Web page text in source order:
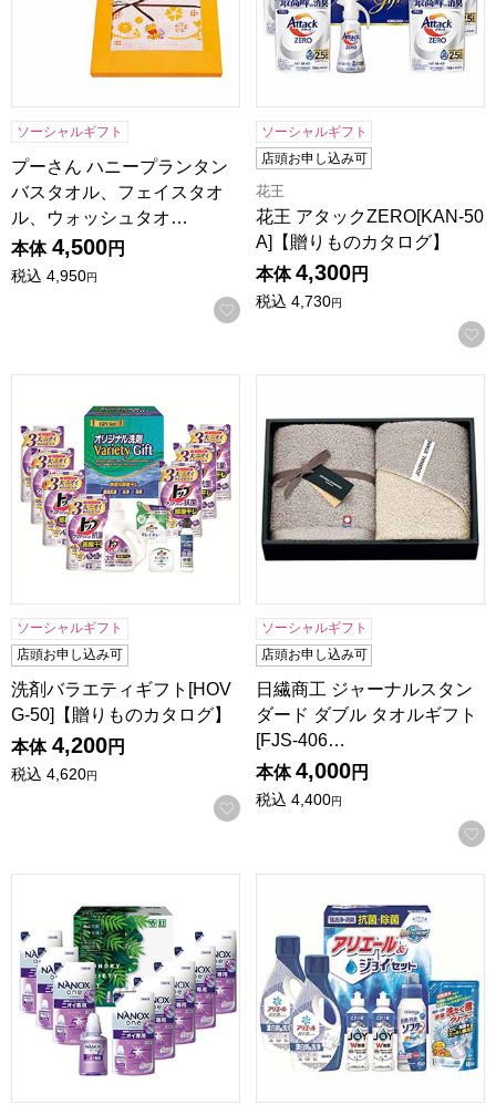
ソーシャルギフト
プーさん ハニープランタン
バスタオル、フェイスタオ
ル、ウォッシュタオ…
本体 4,500円
税込 4,950円
お気に入りに登録する
ソーシャルギフト
店頭お申し込み可
花王
花王 アタックZERO[KAN-50
A]【贈りものカタログ】
本体 4,300円
税込 4,730円
ソーシャルギフト
店頭お申し込み可
洗剤バラエティギフト[HOV
G-50]【贈りものカタログ】
本体 4,200円
税込 4,620円
お気に入りに登録する
ソーシャルギフト
店頭お申し込み可
日繊商工 ジャーナルスタン
ダード ダブル タオルギフト
[FJS-406…
本体 4,000円
税込 4,400円